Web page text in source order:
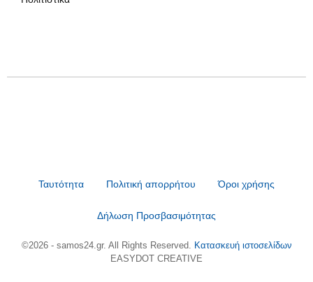
Ταυτότητα Πολιτική απορρήτου Όροι χρήσης
Δήλωση Προσβασιμότητας
©2026 - samos24.gr. All Rights Reserved. Κατασκευή ιστοσελίδων
EASYDOT CREATIVE